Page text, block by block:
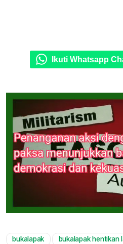
Ikuti Whatsapp
bukalapak bukalapak hentikan